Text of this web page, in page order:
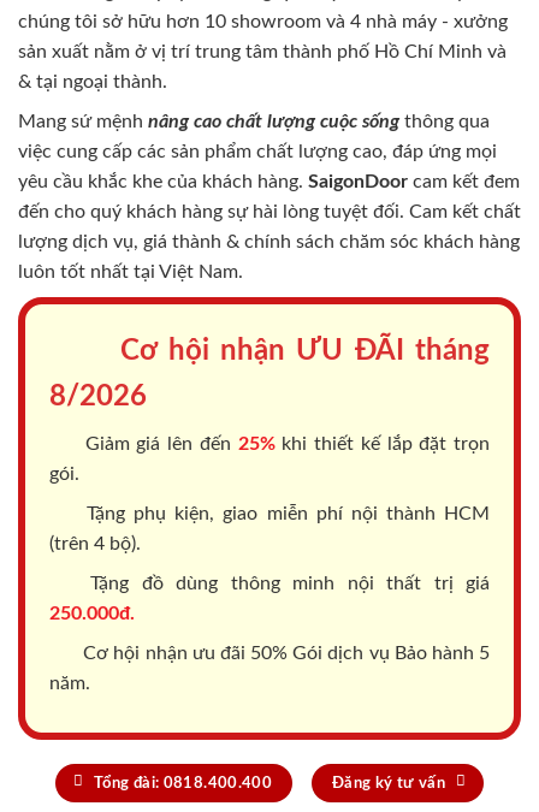
chúng tôi sở hữu hơn 10 showroom và 4 nhà máy - xưởng
sản xuất nằm ở vị trí trung tâm thành phố Hồ Chí Minh và
& tại ngoại thành.
Mang sứ mệnh nâng cao chất lượng cuộc sốngthông qua
việc cung cấp các sản phẩm chất lượng cao, đáp ứng mọi
yêu cầu khắc khe của khách hàng. SaigonDoor cam kết đem
đến cho quý khách hàng sự hài lòng tuyệt đối. Cam kết chất
lượng dịch vụ, giá thành & chính sách chăm sóc khách hàng
luôn tốt nhất tại Việt Nam.
Cơ hội nhận ƯU ĐÃI tháng
8/2026
Giảm giá lên đến 25%khi thiết kế lắp đặt trọn
gói.
Tặng phụ kiện, giao miễn phí nội thành HCM
(trên 4 bộ).
Tặng đồ dùng thông minh nội thất trị giá
250.000đ.
Cơ hội nhận ưu đãi 50% Gói dịch vụ Bảo hành 5
năm.
Tổng đài: 0818.400.400 Đăng ký tư vấn